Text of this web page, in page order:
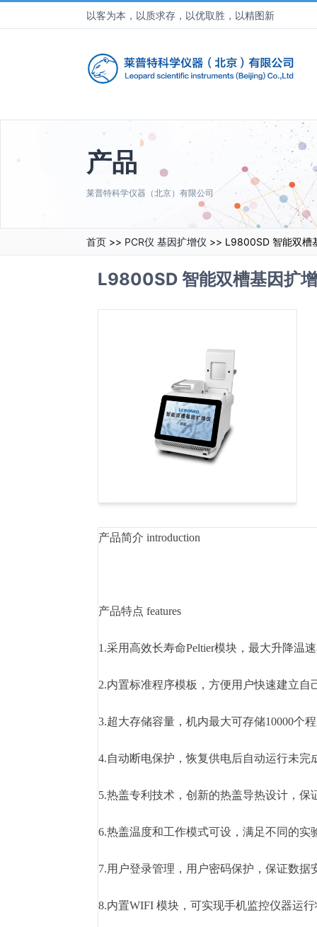
以客为本，以质求存，以优取胜，以精图新
产品
莱普特科学仪器（北京）有限公司
首页 >> PCR仪 基因扩增仪 >> L9800SD 智能双槽
L9800SD 智能双槽基因扩
产品简介 introduction
产品特点 features
1.采用高效长寿命Peltier模块，最大升降温
2.内置标准程序模板，方便用户快速建立自
3.超大存储容量，机内最大可存储10000个
4.自动断电保护，恢复供电后自动运行未完
5.热盖专利技术，创新的热盖导热设计，
6.热盖温度和工作模式可设，满足不同的实
7.用户登录管理，用户密码保护，保证数据
8.内置WIFI 模块，可实现手机监控仪器运